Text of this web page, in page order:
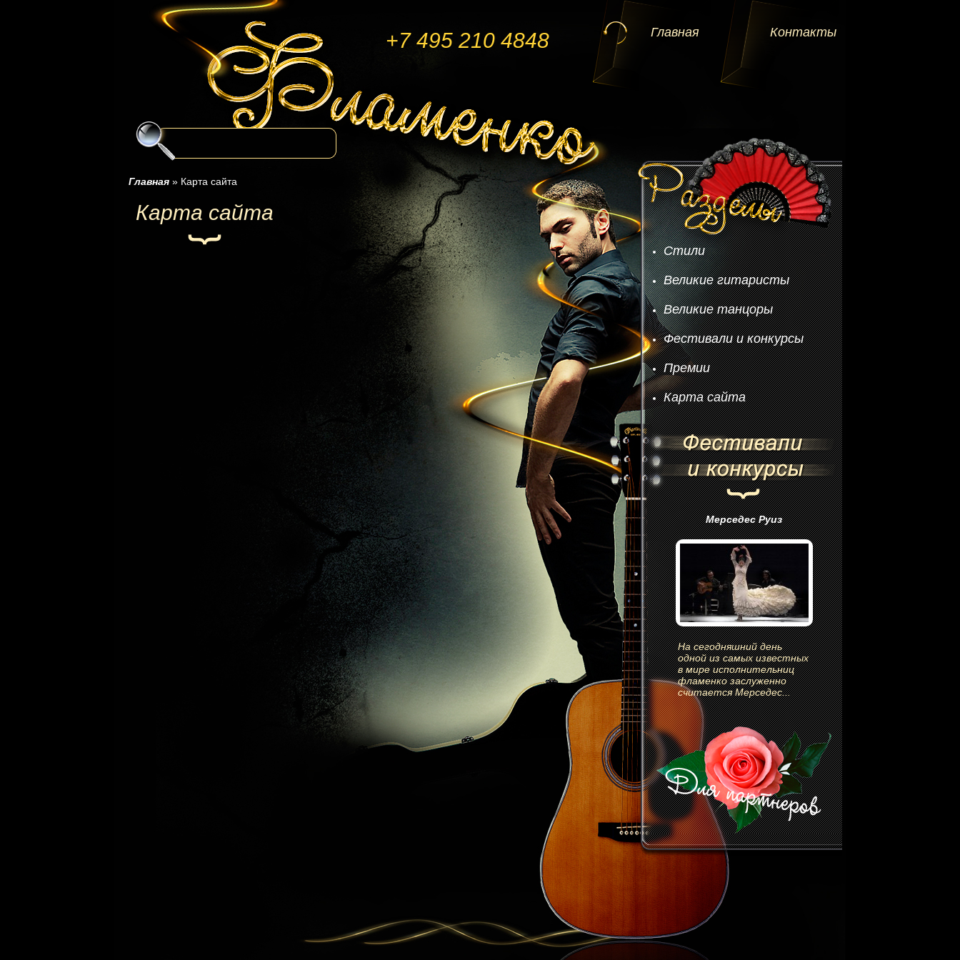
+7 495 210 4848 Главная Контакты
Стили
Великие гитаристы
Великие танцоры
Фестивали и конкурсы
Премии
Карта сайта
Мерседес Руиз
На сегодняшний день
одной из самых известных
в мире исполнительниц
фламенко заслуженно
считается Мерседес...
Главная » Карта сайта
Карта сайта